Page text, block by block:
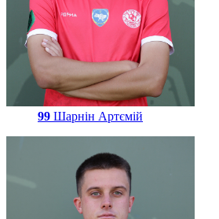
99 Шарнін Артємій